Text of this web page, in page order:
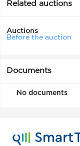
Related auctions
Auctions
Before the auction
Documents
No documents